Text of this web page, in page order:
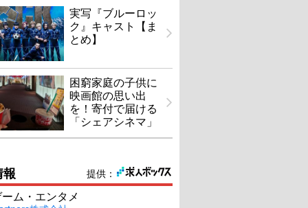
実写『ブルーロッ
ク』キャスト【ま
とめ】
困窮家庭の子供に
映画館の思い出
を！寄付で届ける
「シェアシネマ」
提供：
ム・エンタメ